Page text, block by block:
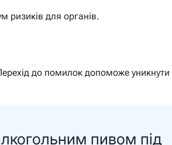
ризиків для органів.
до помилок допоможе уникнути
пивом під